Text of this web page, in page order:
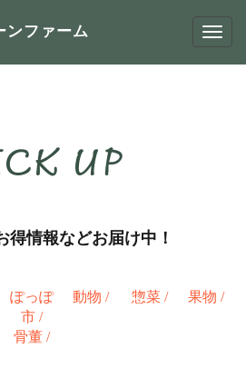
ンファーム
UP
得情報などお届け中！
ぽっぽ
市 /
動物 / 惣菜 / 果物 /
骨董 /